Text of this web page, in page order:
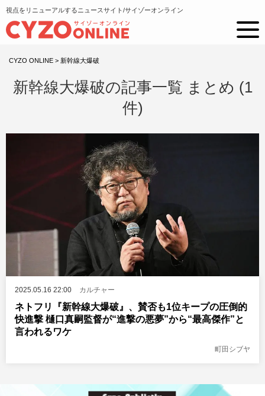
視点をリニューアルするニュースサイト/サイゾーオンライン
CYZO ONLINE > 新幹線大爆破
新幹線大爆破の記事一覧 まとめ (1
件)
2025.05.16 22:00 カルチャー
ネトフリ『新幹線大爆破』、賛否も1位キープの圧倒的
快進撃 樋口真嗣監督が“進撃の悪夢”から“最高傑作”と
言われるワケ
町田シブヤ